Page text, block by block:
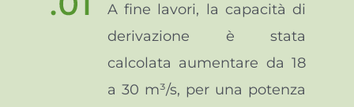
A fine lavori, la capacità di
derivazione è stata
calcolata aumentare da 18
a 30 m³/s, per una potenza